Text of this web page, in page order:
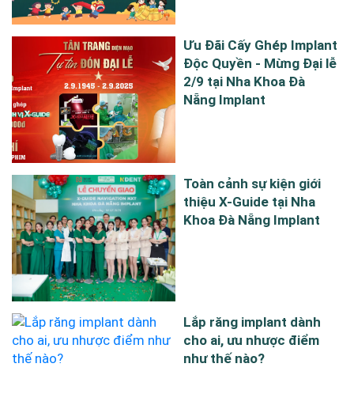
Ưu Đãi Cấy Ghép Implant
Độc Quyền - Mừng Đại lễ
2/9 tại Nha Khoa Đà
Nẵng Implant
Toàn cảnh sự kiện giới
thiệu X-Guide tại Nha
Khoa Đà Nẵng Implant
Lắp răng implant dành
cho ai, ưu nhược điểm
như thế nào?